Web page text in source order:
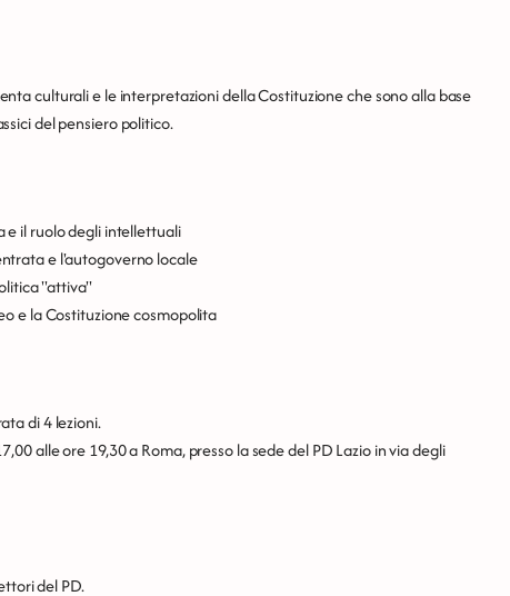
culturali e le interpretazioni della Costituzione che sono alla base
del pensiero politico.
e il ruolo degli intellettuali
e l'autogoverno locale
"attiva"
e la Costituzione cosmopolita
di 4 lezioni.
alle ore 19,30 a Roma, presso la sede del PD Lazio in via degli
del PD.